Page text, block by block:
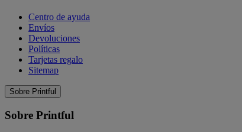
Centro de ayuda
Envíos
Devoluciones
Políticas
Tarjetas regalo
Sitemap
Sobre Printful
Sobre Printful